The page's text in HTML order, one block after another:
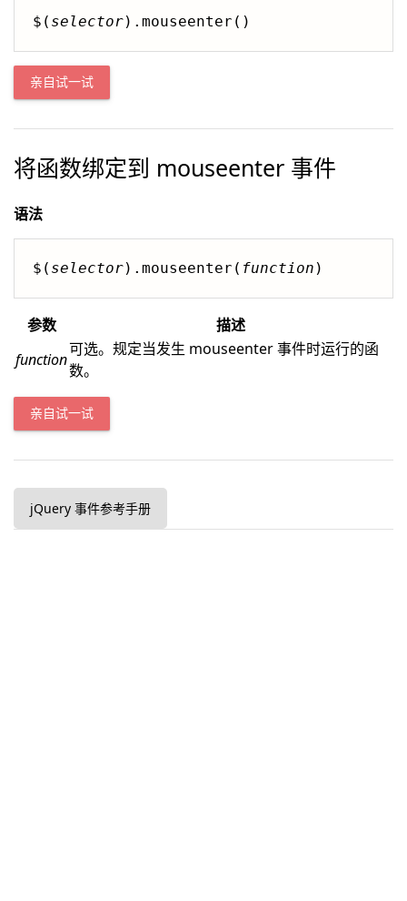
$( selector).mouseenter()
亲自试一试
将函数绑定到 mouseenter 事件
语法
$( selector).mouseenter( function )
参数
描述
function
可选。规定当发生 mouseenter 事件时运行的函
数。
亲自试一试
jQuery 事件参考手册